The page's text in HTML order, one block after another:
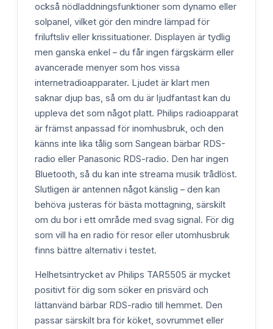
också nödladdningsfunktioner som dynamo eller
solpanel, vilket gör den mindre lämpad för
friluftsliv eller krissituationer. Displayen är tydlig
men ganska enkel – du får ingen färgskärm eller
avancerade menyer som hos vissa
internetradioapparater. Ljudet är klart men
saknar djup bas, så om du är ljudfantast kan du
uppleva det som något platt. Philips radioapparat
är främst anpassad för inomhusbruk, och den
känns inte lika tålig som Sangean bärbar RDS-
radio eller Panasonic RDS-radio. Den har ingen
Bluetooth, så du kan inte streama musik trådlöst.
Slutligen är antennen något känslig – den kan
behöva justeras för bästa mottagning, särskilt
om du bor i ett område med svag signal. För dig
som vill ha en radio för resor eller utomhusbruk
finns bättre alternativ i testet.
Helhetsintrycket av Philips TAR5505 är mycket
positivt för dig som söker en prisvärd och
lättanvänd bärbar RDS-radio till hemmet. Den
passar särskilt bra för köket, sovrummet eller